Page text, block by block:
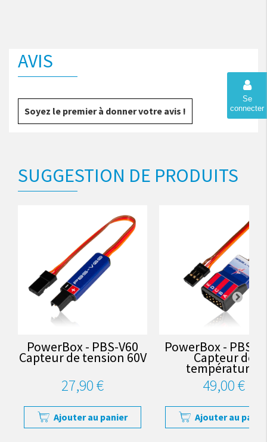
Se
connecter
AVIS
Soyez le premier à donner votre avis !
SUGGESTION DE PRODUITS
PowerBox - PBS-V60
Capteur de tension 60V
27,90 €
Ajouter au panier
PowerBox - PBS-
Capteur de
températures
49,00 €
Ajouter au